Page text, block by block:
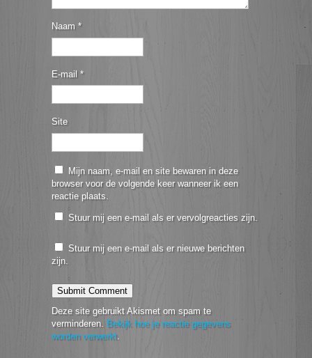
Naam *
E-mail *
Site
Mijn naam, e-mail en site bewaren in deze
browser voor de volgende keer wanneer ik een
reactie plaats.
Stuur mij een e-mail als er vervolgreacties zijn.
Stuur mij een e-mail als er nieuwe berichten
zijn.
Deze site gebruikt Akismet om spam te
verminderen. Bekijk hoe je reactie gegevens
worden verwerkt.